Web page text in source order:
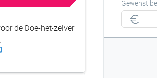
de Doe-het-zelver
Gewenst